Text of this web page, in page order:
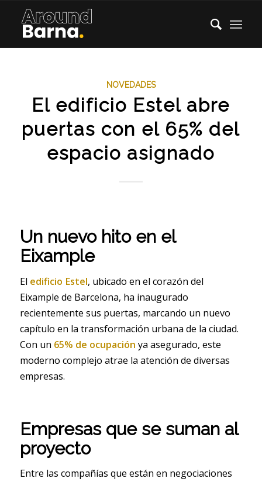
NOVEDADES
El edificio Estel abre
puertas con el 65% del
espacio asignado
Un nuevo hito en el
Eixample
El edificio Estel, ubicado en el corazón del
Eixample de Barcelona, ha inaugurado
recientemente sus puertas, marcando un nuevo
capítulo en la transformación urbana de la ciudad.
Con un 65% de ocupación ya asegurado, este
moderno complejo atrae la atención de diversas
empresas.
Empresas que se suman al
proyecto
Entre las compañías que están en negociaciones